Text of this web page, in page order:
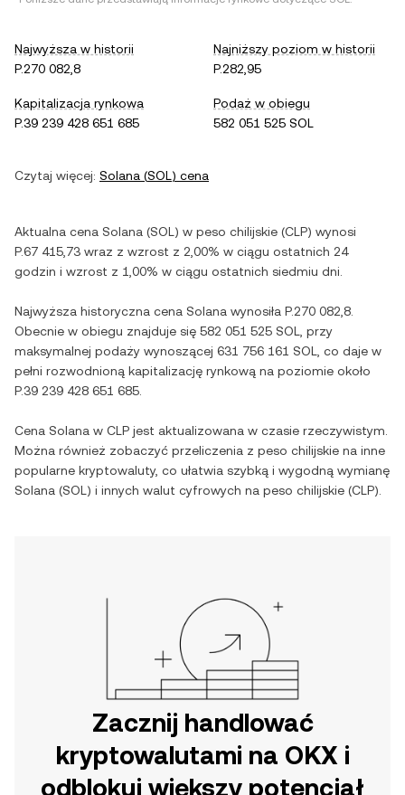
Najwyższa w historii
P.270 082,8
Najniższy poziom w historii
P.282,95
Kapitalizacja rynkowa
P.39 239 428 651 685
Podaż w obiegu
582 051 525 SOL
Czytaj więcej: Solana (SOL) cena
Aktualna cena Solana (SOL ) w peso chilijskie (CLP) wynosi
P.67 415,73 wraz z wzrost z 2,00% w ciągu ostatnich 24
godzin i wzrost z 1,00% w ciągu ostatnich siedmiu dni.
Najwyższa historyczna cena Solana wynosiła P.270 082,8
Obecnie w obiegu znajduje się 582 051 525 SOL
, przy
maksymalnej podaży wynoszącej 631 756 161 SOL
, co daje w
pełni rozwodnioną kapitalizację rynkową na poziomie około
P.39 239 428 651 685
Cena Solana w CLP jest aktualizowana w czasie rzeczywistym.
Można również zobaczyć przeliczenia z peso chilijskie na inne
popularne kryptowaluty, co ułatwia szybką i wygodną wymianę
Solana (SOL ) i innych walut cyfrowych na peso chilijskie (CLP).
Zacznij handlować
kryptowalutami na OKX i
odblokuj większy potencjał